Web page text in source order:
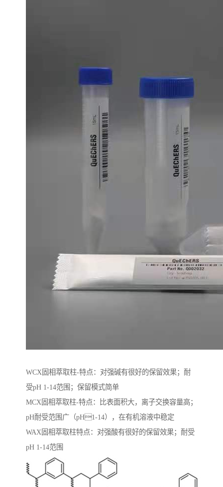
WCX固相萃取柱-特点：对强碱有很好的保留效果；耐
受pH 1-14范围；保留模式简单
MCX固相萃取柱-特点：比表面积大，离子交换容量高；
pH耐受范围⼴（pH1-14），在有机溶液中稳定
WAX固相萃取柱特点：对强酸有很好的保留效果；耐受
pH 1-14范围